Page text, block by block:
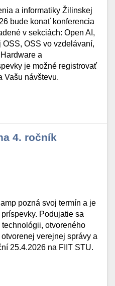
a informatiky Žilinskej
bude konať konferencia
v sekciách: Open AI,
OSS vo vzdelávaní,
a
je možné registrovať
Vašu návštevu.
4. ročník
pozná svoj termín a je
Podujatie sa
otvoreného
verejnej správy a
25.4.2026 na FIIT STU.